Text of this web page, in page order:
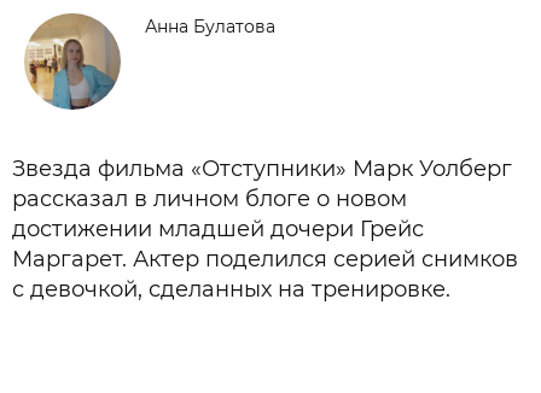
Анна Булатова
Звезда фильма «Отступники» Марк Уолберг
рассказал в личном блоге о новом
достижении младшей дочери Грейс
Маргарет. Актер поделился серией снимков
с девочкой, сделанных на тренировке.